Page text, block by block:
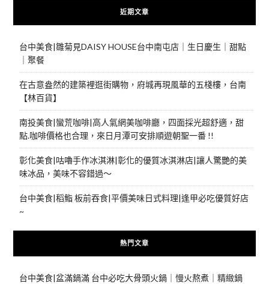
近期文章
台中美食|雛菊見DAISY HOUSE台中南屯店｜生日慶生｜甜點
｜聚餐
在古意盎然的建築裡逛街購物，府城再現風華的五棧樓，台南
【林百貨】
南投美食|蠻荒咖啡|高人氣網美咖啡廳，四面採光超舒適，甜
點.咖啡價格也合理，來日月潭可安排順遊朝聖一番 !!
彰化美食|咕嚕手作冰淇淋|彰化的優質冰淇淋店|讓人驚艷的美
味冰品，美味不容錯過～
台中美食|稻鮨 板前吞食|平價美味日式料理|逢甲必吃優質好店
~
熱門文章
台中美食|盆滿鍋滿 台中必吃大骨頭火鍋｜慢火熬煮｜精緻鍋